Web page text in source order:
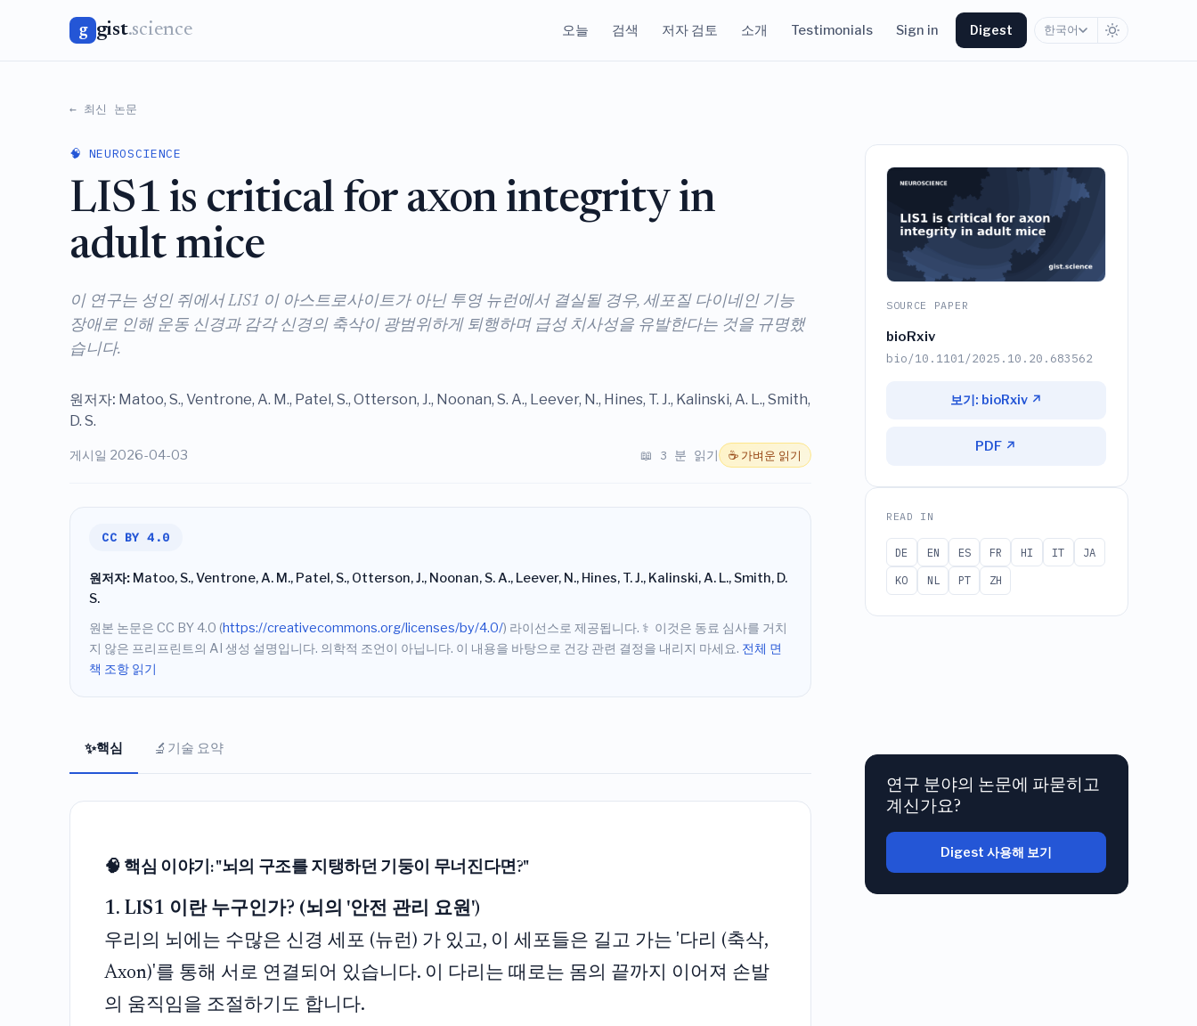
g gist.science 오늘 검색 저자 검토 소개 Testimonials Sign in Digest 한국어
← 최신 논문
🧠 NEUROSCIENCE
LIS1 is critical for axon integrity in
adult mice
이 연구는 성인 쥐에서 LIS1 이 아스트로사이트가 아닌 투영 뉴런에서 결실될 경우, 세포질 다이네인 기능
장애로 인해 운동 신경과 감각 신경의 축삭이 광범위하게 퇴행하며 급성 치사성을 유발한다는 것을 규명했
습니다.
원저자: Matoo, S., Ventrone, A. M., Patel, S., Otterson, J., Noonan, S. A., Leever, N., Hines, T. J., Kalinski, A. L., Smith,
D. S.
게시일 2026-04-03 📖 3 분 읽기 ☕ 가벼운 읽기
CC BY 4.0
원저자:Matoo, S., Ventrone, A. M., Patel, S., Otterson, J., Noonan, S. A., Leever, N., Hines, T. J., Kalinski, A. L., Smith, D.
S.
원본 논문은 CC BY 4.0 (https://creativecommons.org/licenses/by/4.0/) 라이선스로 제공됩니다. ⚕️ 이것은 동료 심사를 거치
지 않은 프리프린트의 AI 생성 설명입니다. 의학적 조언이 아닙니다. 이 내용을 바탕으로 건강 관련 결정을 내리지 마세요. 전체 면
책 조항 읽기
✨핵심 🔬 기술 요약
🧠 핵심 이야기: "뇌의 구조를 지탱하던 기둥이 무너진다면?"
1. LIS1 이란 누구인가? (뇌의 '안전 관리 요원')
우리의 뇌에는 수많은 신경 세포 (뉴런) 가 있고, 이 세포들은 길고 가는 '다리 (축삭,
Axon)'를 통해 서로 연결되어 있습니다. 이 다리는 때로는 몸의 끝까지 이어져 손발
의 움직임을 조절하기도 합니다.
SOURCE PAPER
bioRxiv
bio/10.1101/2025.10.20.683562
보기: bioRxiv ↗
PDF ↗
READ IN
DE EN ES FR HI IT
JA
KO
NL PT ZH
연구 분야의 논문에 파묻히고
계신가요?
Digest 사용해 보기